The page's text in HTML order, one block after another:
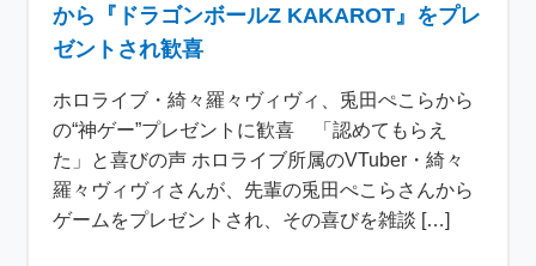
から『ドラゴンボールZ KAKAROT』をプレ
ゼントされ歓喜
ホロライブ・綺々羅々ヴィヴィ、兎田ぺこらから
の“神ゲー”プレゼントに歓喜 「認めてもらえ
た」と喜びの声 ホロライブ所属のVTuber・綺々
羅々ヴィヴィさんが、先輩の兎田ぺこらさんから
ゲームをプレゼントされ、その喜びを雑談 […]